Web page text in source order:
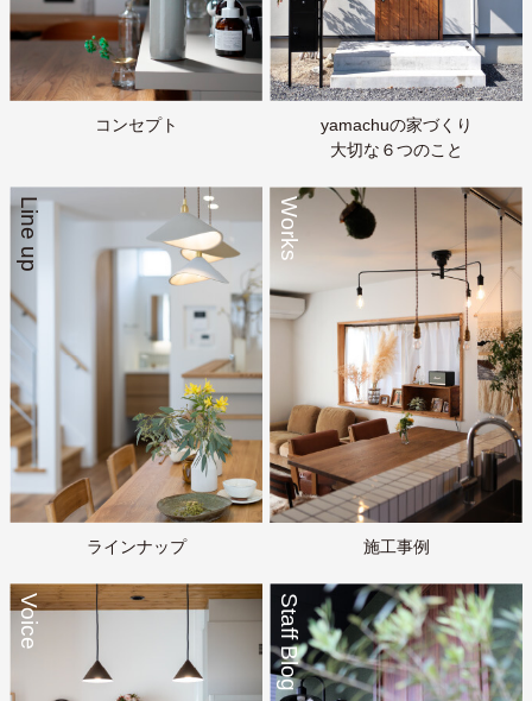
コンセプト
yamachuの家づくり
大切な６つのこと
Line up
ラインナップ
Works
施工事例
Voice Staff Blog